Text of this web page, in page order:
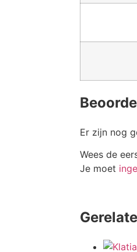
Er zijn nog
Wees de
Je moet